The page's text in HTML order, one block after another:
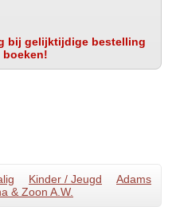
bij gelijktijdige bestelling
boeken!
Kinder / Jeugd
Adams
& Zoon A.W.